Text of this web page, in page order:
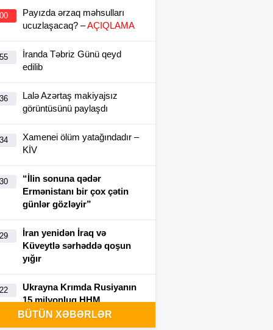
Payızda ərzaq məhsulları
ucuzlaşacaq? –AÇIQLAMA
İranda Təbriz Günü qeyd
edilib
Lalə Azərtaş makiyajsız
görüntüsünü paylaşdı
Xamenei ölüm yatağındadır –
KİV
“İlin sonuna qədər
Ermənistanı bir çox çətin
günlər gözləyir”
İran yenidən İraq və
Küveytlə sərhəddə qoşun
yığır
Ukrayna Krımda Rusiyanın
15 milyonluq HHM
kompleksini vurdu-VİDEO
BÜTÜN XƏBƏRLƏR